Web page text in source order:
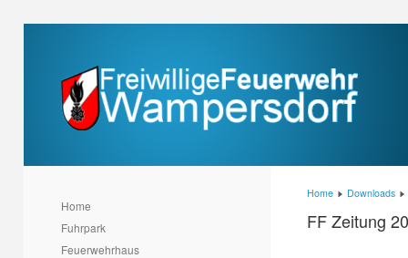
Home
Fuhrpark
Feuerwehrhaus
Home Downloads
FF Zeitung